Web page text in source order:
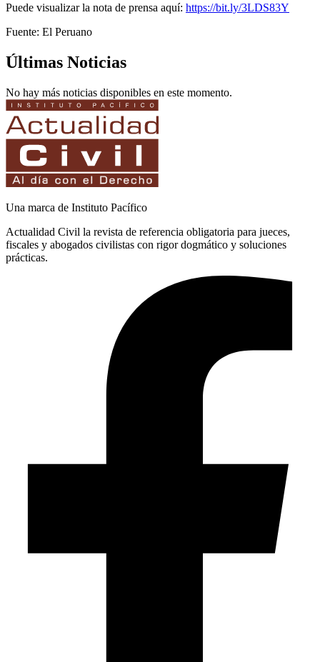
Puede visualizar la nota de prensa aquí: https://bit.ly/3LDS83Y
Fuente: El Peruano
Últimas Noticias
No hay más noticias disponibles en este momento.
Una marca de Instituto Pacífico
Actualidad Civil la revista de referencia obligatoria para jueces,
fiscales y abogados civilistas con rigor dogmático y soluciones
prácticas.